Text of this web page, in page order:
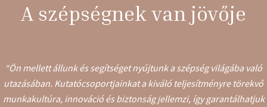
A szépségnek van jövője
“Ön mellett állunk és segítséget nyújtunk a szépség világába való
utazásában. Kutatócsoportjainkat a kiváló teljesítményre törekvő
munkakultúra, innováció és biztonság jellemzi, így garantálhatjuk